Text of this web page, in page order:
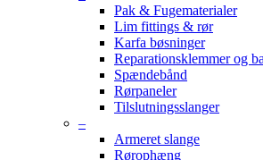
Pak & Fugematerialer
Lim fittings & rør
Karfa bøsninger
Reparationsklemmer og
Spændebånd
Rørpaneler
Tilslutningsslanger
–
Armeret slange
Rørophæng